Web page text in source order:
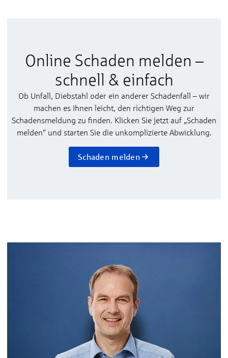
Online Schaden melden –
schnell & einfach
Ob Unfall, Diebstahl oder ein anderer Schadenfall – wir
machen es Ihnen leicht, den richtigen Weg zur
Schadensmeldung zu finden. Klicken Sie jetzt auf „Schaden
melden“ und starten Sie die unkomplizierte Abwicklung.
Schaden melden